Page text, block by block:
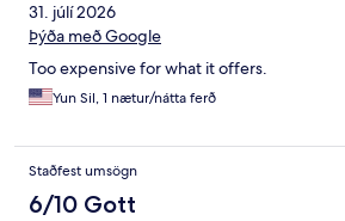
31. júlí 2026
Þýða með Google
Too expensive for what it offers.
Yun Sil, 1 nætur/nátta ferð
Staðfest umsögn
6/10 Gott